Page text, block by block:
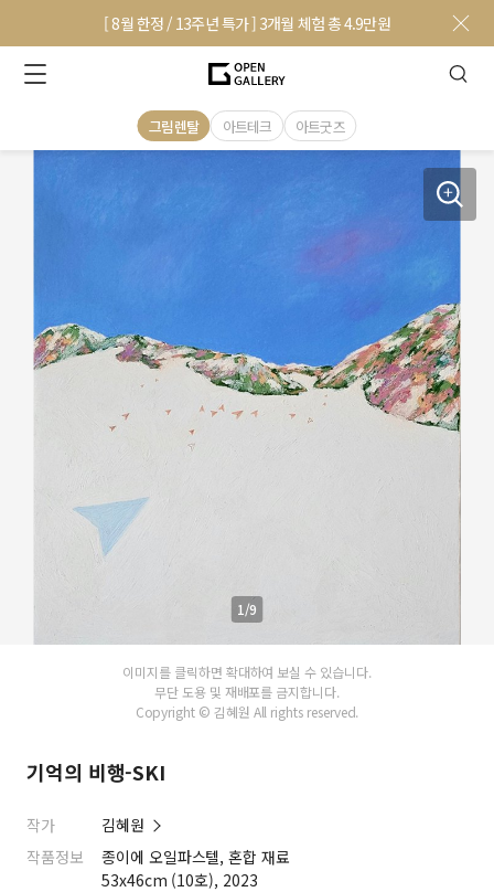
[ 8월 한정 / 13주년 특가 ] 3개월 체험 총 4.9만원
그림렌탈 아트테크 아트굿즈
1/9
이미지를 클릭하면 확대하여 보실 수 있습니다.
무단 도용 및 재배포를 금지합니다.
Copyright © 김혜원 All rights reserved.
기억의 비행-SKI
작가
김혜원
작품정보
종이에 오일파스텔, 혼합 재료
53x46cm (10호), 2023